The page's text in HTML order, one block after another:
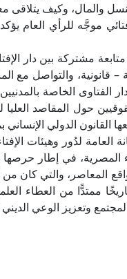
والمال، وكيف يتلاقى
موجَّه للرأي العام
مشتركة بين دار
– قانونية، والتواصل
الخاصة
حول المقاصد
القانون الدولي الإنساني
العامة لدُور وهيئات
المصرية، في إطار
ممتدًّا من العطاء
وتعزيز الوعي الديني